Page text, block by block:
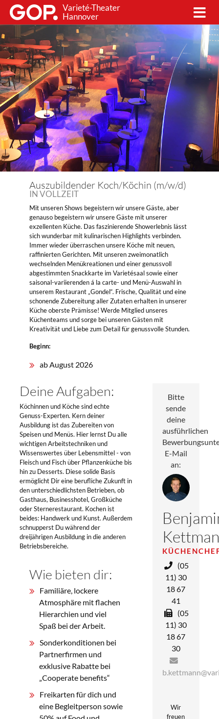
Varieté-Theater
Hannover
Auszubildender Koch/Köchin (m/w/d)
IN VOLLZEIT
Mit unseren Shows begeistern wir unsere Gäste, aber
genauso begeistern wir unsere Gäste mit unserer
exzellenten Küche. Das faszinierende Showerlebnis lässt
sich wunderbar mit kulinarischen Highlights verbinden.
Immer wieder überraschen unsere Köche mit neuen,
raffinierten Gerichten. Mit unseren zweimonatlich
wechselnden Menükreationen und einer genussvoll
abgestimmten Snackkarte im Varietésaal sowie einer
saisonal-variierenden á la carte- und Menü-Auswahl in
unserem Restaurant „Gondel“. Frische, Qualität und eine
schonende Zubereitung aller Zutaten erhalten in unserer
Küche oberste Prämisse! Werde Mitglied unseres
Küchenteams und sorge bei unseren Gästen mit
Kreativität und Liebe zum Detail für genussvolle Stunden.
Beginn:
ab August 2026
Deine Aufgaben:
Köchinnen und Köche sind echte
Genuss-Experten. Kern deiner
Ausbildung ist das Zubereiten von
Speisen und Menüs. Hier lernst Du alle
wichtigen Arbeitstechniken und
Wissenswertes über Lebensmittel - von
Fleisch und Fisch über Pflanzenküche bis
hin zu Desserts. Diese solide Basis
ermöglicht Dir eine berufliche Zukunft in
den unterschiedlichsten Betrieben, ob
Gasthaus, Businesshotel, Großküche
oder Sternerestaurant. Kochen ist
beides: Handwerk und Kunst. Außerdem
schnupperst Du während der
dreijährigen Ausbildung in die anderen
Betriebsbereiche.
Wie bieten dir:
Familiäre, lockere
Atmosphäre mit flachen
Hierarchien und viel
Spaß bei der Arbeit.
Sonderkonditionen bei
Partnerfirmen und
exklusive Rabatte bei
„Cooperate benefits“
Freikarten für dich und
eine Begleitperson sowie
Bitte
sende
deine
ausführlichen
E-Mail
an:
(05
11) 30
18 67
41
(05
11) 30
18 67
30
Wir
freuen